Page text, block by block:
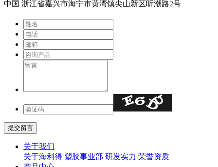
中国 浙江省嘉兴市海宁市⻩湾镇尖⼭新区听潮路2号
关于我们
关于海利得 塑胶事业部 研发实力 荣誉资质